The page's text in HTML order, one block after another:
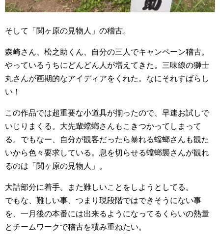
そして「関ヶ原の見物人」の稽古。
森崎さん、松之助くん、自分の三人でキャンペーン稽古。
やっているうちにどんどん人が増えてきた。三味線の獅士
丸さんが画期的なアイディアをくれた。なにそれすばらし
い！
この作品では超重要な小道具が揃ったので、早速お試しで
いじりまくる。大先輩蟷螂さんもこきつかってしまって
る。でもなー、自分が観客だったら暴れる蟷螂さんも観た
いから色々要求している。息を切らせる蟷螂襲さんが観れ
るのは「関ヶ原の見物人」。
大詰部分に着手。また難しいことをしようとしてる。
でもな、難しい事、つまり現段階ではできそうにない事
を、一月後の本番には出来るようになってるくらいの熱量
とチームワークで稽古を積み重ねたい。